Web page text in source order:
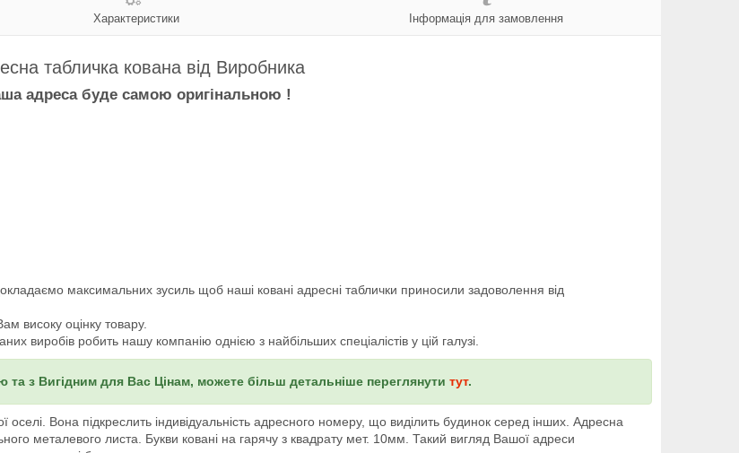
Характеристики Інформація для замовлення
табличка кована від Виробника
адреса буде самою оригінальною !
максимальних зусиль щоб наші ковані адресні таблички приносили задоволення від
високу оцінку товару.
виробів робить нашу компанію однією з найбільших спеціалістів у цій галузі.
з Вигідним для Вас Цінам, можете більш детальніше переглянути тут.
Вона підкреслить індивідуальність адресного номеру, що виділить будинок серед інших. Адресна
металевого листа. Букви ковані на гарячу з квадрату мет. 10мм. Такий вигляд Вашої адреси